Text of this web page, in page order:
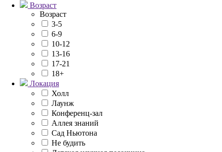
Возраст
Возраст
3-5
6-9
10-12
13-16
17-21
18+
Локация
Холл
Лаунж
Конференц-зал
Аллея знаний
Сад Ньютона
Не будить